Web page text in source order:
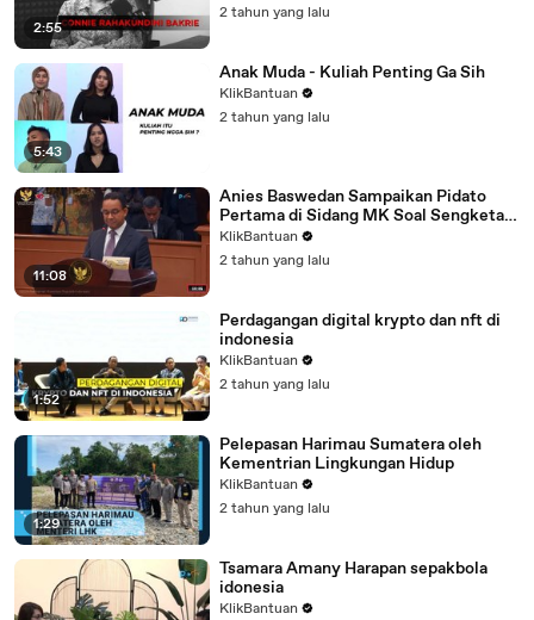
2:55
2 tahun yang lalu
5:43
Anak Muda - Kuliah Penting Ga Sih
KlikBantuan
2 tahun yang lalu
11:08
Anies Baswedan Sampaikan Pidato
Pertama di Sidang MK Soal Sengketa
Pilpres
KlikBantuan
2 tahun yang lalu
1:52
Perdagangan digital krypto dan nft di
indonesia
KlikBantuan
2 tahun yang lalu
1:29
Pelepasan Harimau Sumatera oleh
Kementrian Lingkungan Hidup
KlikBantuan
2 tahun yang lalu
Tsamara Amany Harapan sepakbola
idonesia
KlikBantuan